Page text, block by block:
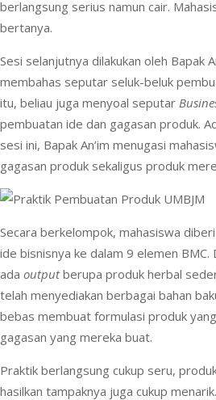
berlangsung serius namun cair.
bertanya.
Sesi selanjutnya dilakukan oleh Bapak
membahas seputar seluk-beluk
itu, beliau juga menyoal seputar
pembuatan ide dan gagasan produk.
sesi ini, Bapak An’im menugasi
gagasan produk sekaligus produk
Secara berkelompok, mahasiswa
ide bisnisnya ke dalam 9 elemen
ada outputberupa produk herbal
telah menyediakan berbagai bahan
bebas membuat formulasi produk
gagasan yang mereka buat.
Praktik berlangsung cukup seru,
hasilkan tampaknya juga cukup